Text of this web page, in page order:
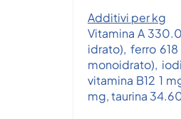
Additivi per kg
Vitamina A
idrato), ferro
monoidrato),
vitamina B12 1
mg, taurina